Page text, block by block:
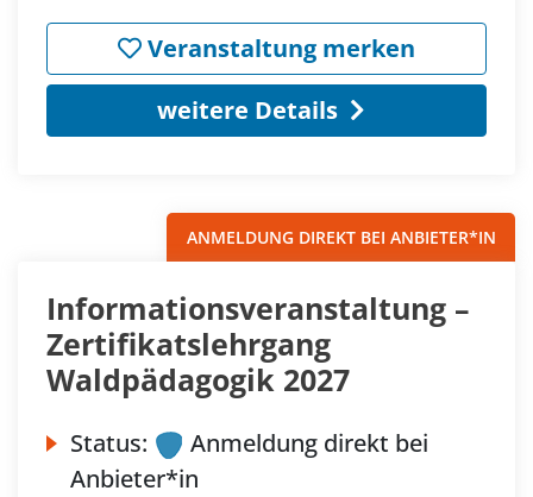
Veranstaltung merken
weitere Details
ANMELDUNG DIREKT BEI ANBIETER*IN
Informationsveranstaltung –
Zertifikatslehrgang
Waldpädagogik 2027
Status:
Anmeldung direkt bei
Anbieter*in